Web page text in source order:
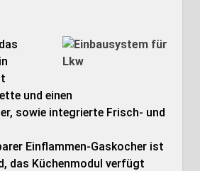
und einen
sowie integrierte Frisch- und
Einflammen-Gaskocher ist
das Küchenmodul verfügt